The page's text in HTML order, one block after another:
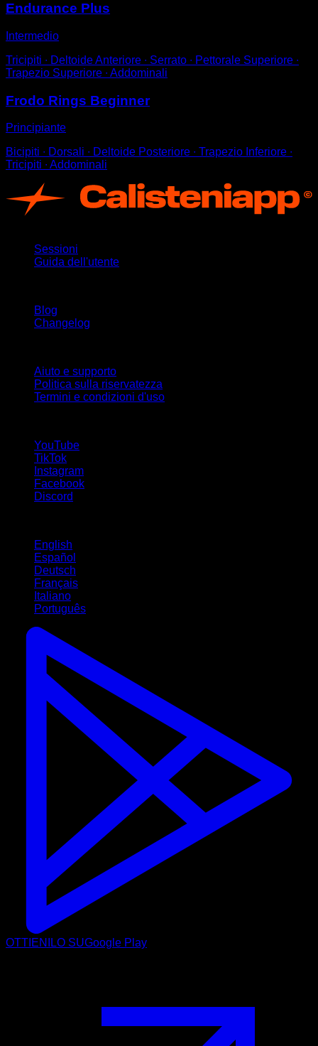
Endurance Plus
Intermedio
Tricipiti ∙ Deltoide Anteriore ∙ Serrato ∙ Pettorale Superiore ∙
Trapezio Superiore ∙ Addominali
Frodo Rings Beginner
Principiante
Bicipiti ∙ Dorsali ∙ Deltoide Posteriore ∙ Trapezio Inferiore ∙
Tricipiti ∙ Addominali
Sessioni
Guida dell'utente
Blog
Changelog
Aiuto e supporto
Politica sulla riservatezza
Termini e condizioni d'uso
YouTube
TikTok
Instagram
Facebook
Discord
English
Español
Deutsch
Français
Italiano
Português
OTTIENILO SUGoogle Play